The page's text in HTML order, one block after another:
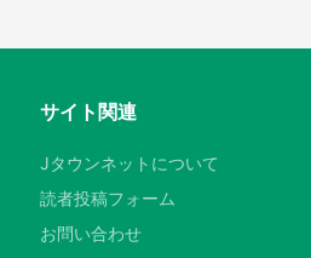
サイト関連
Jタウンネットについて
読者投稿フォーム
お問い合わせ